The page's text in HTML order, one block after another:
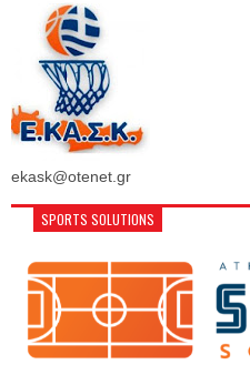
ekask@otenet.gr
SPORTS SOLUTIONS